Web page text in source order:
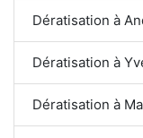
Dératisation à
Dératisation à
Dératisation à